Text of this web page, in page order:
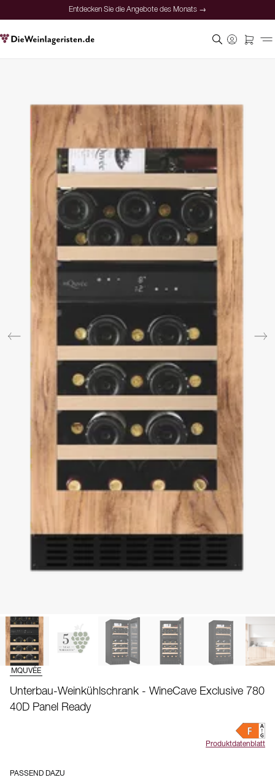
Entdecken Sie die Angebote des Monats →
MQUVÉE
Unterbau-Weinkühlschrank - WineCave Exclusive 780
40D Panel Ready
Produktdatenblatt
PASSEND DAZU